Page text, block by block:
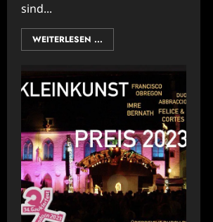
sind...
WEITERLESEN ...